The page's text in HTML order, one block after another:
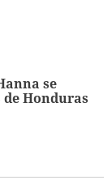
se
Honduras